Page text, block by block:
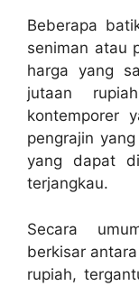
Beberapa
seniman atau
harga yang
jutaan
kontemporer
pengrajin
yang dapat
terjangkau.
Secara
berkisar
rupiah,